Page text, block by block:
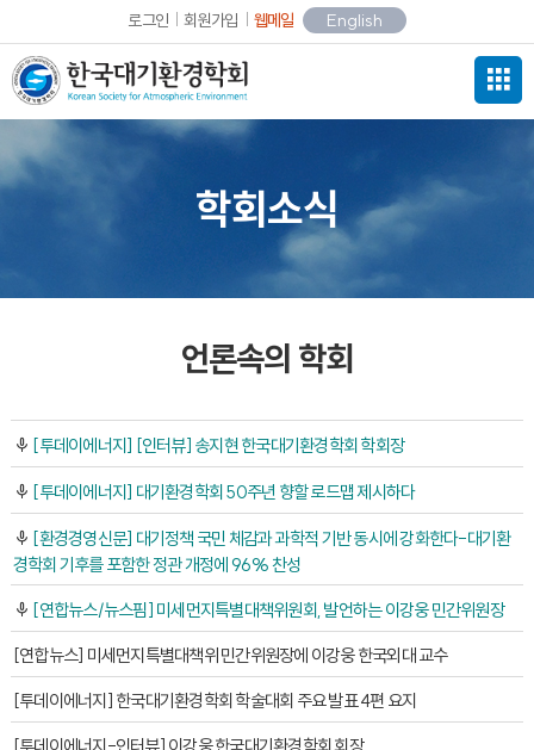
로그인 회원가입 웹메일 English
학회소식
언론속의 학회
[투데이에너지] [인터뷰] 송지현 한국대기환경학회 학회장
[투데이에너지] 대기환경학회 50주년 향할 로드맵 제시하다
[환경경영신문] 대기정책 국민 체감과 과학적 기반 동시에 강화한다-대기환
경학회 기후를 포함한 정관 개정에 96% 찬성
[연합뉴스/뉴스핌] 미세먼지특별대책위원회, 발언하는 이강웅 민간위원장
[연합뉴스] 미세먼지특별대책위 민간위원장에 이강웅 한국외대 교수
[투데이에너지] 한국대기환경학회 학술대회 주요 발표 4편 요지
[투데이에너지-인터뷰] 이강웅 한국대기환경학회 회장